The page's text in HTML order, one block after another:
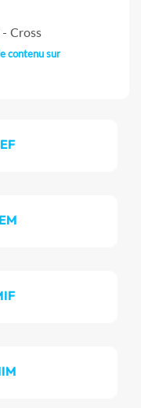
Cross
contenu sur